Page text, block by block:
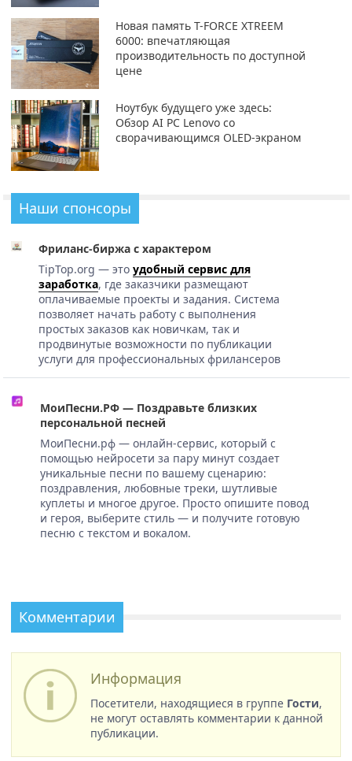
Новая память T-FORCE XTREEM
6000: впечатляющая
производительность по доступной
цене
Ноутбук будущего уже здесь:
Обзор AI PC Lenovo со
сворачивающимся OLED-экраном
Наши спонсоры
Фриланс-биржа с характером
TipTop.org — это удобный сервис для
заработка, где заказчики размещают
оплачиваемые проекты и задания. Система
позволяет начать работу с выполнения
простых заказов как новичкам, так и
продвинутые возможности по публикации
услуги для профессиональных фрилансеров
МоиПесни.РФ — Поздравьте близких
персональной песней
МоиПесни.рф — онлайн-сервис, который с
помощью нейросети за пару минут создает
уникальные песни по вашему сценарию:
поздравления, любовные треки, шутливые
куплеты и многое другое. Просто опишите повод
и героя, выберите стиль — и получите готовую
песню с текстом и вокалом.
Комментарии
Информация
Посетители, находящиеся в группе Гости,
не могут оставлять комментарии к данной
публикации.